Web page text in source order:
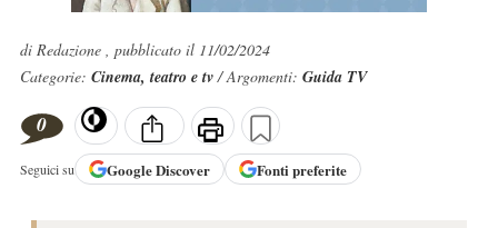
di Redazione , pubblicato il 11/02/2024
Categorie: Cinema, teatro e tv/ Argomenti: Guida TV
0
Seguici su GoogleDiscover Fonti preferite